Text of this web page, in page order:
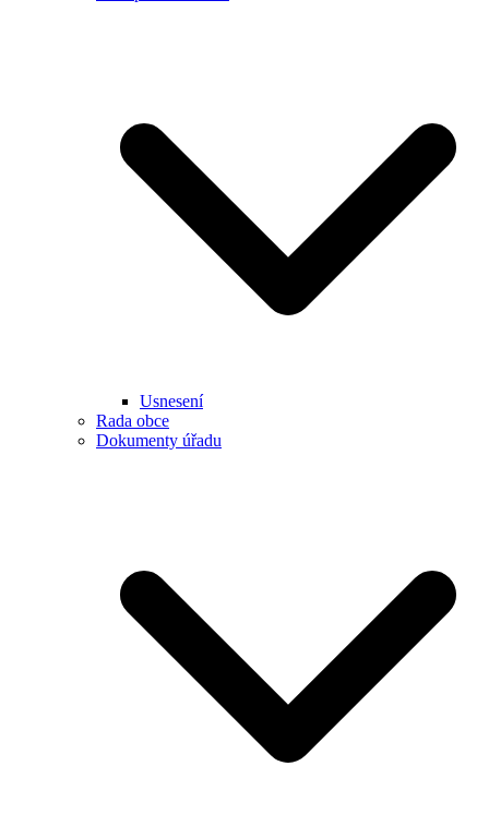
Usnesení
Rada obce
Dokumenty úřadu